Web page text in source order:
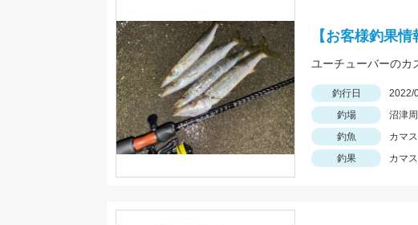
【お客様釣果
ユーチューバーのカ
釣行日 2022/
釣場
沼津
釣魚
カマス
釣果
カマ